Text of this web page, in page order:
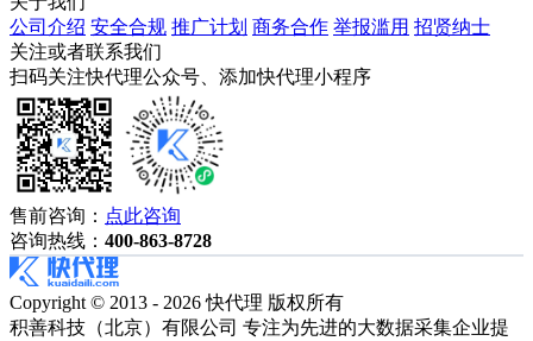
公司介绍 安全合规 推广计划 商务合作 举报滥用 招贤纳士
关注或者联系我们
扫码关注快代理公众号、添加快代理小程序
售前咨询： 点此咨询
咨询热线： 400-863-8728
Copyright © 2013 - 2026 快代理 版权所有
积善科技（北京）有限公司 专注为先进的大数据采集企业提